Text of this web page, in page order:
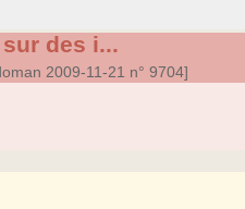
des i...
2009-11-21 n° 9704]